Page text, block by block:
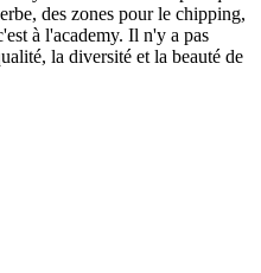
des zones pour le chipping,
à l'academy. Il n'y a pas
la diversité et la beauté de